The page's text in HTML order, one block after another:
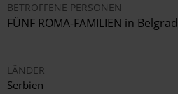
BETROFFENE PERSONEN
FÜNF ROMA-FAMILIEN in Belgrad
LÄNDER
Serbien